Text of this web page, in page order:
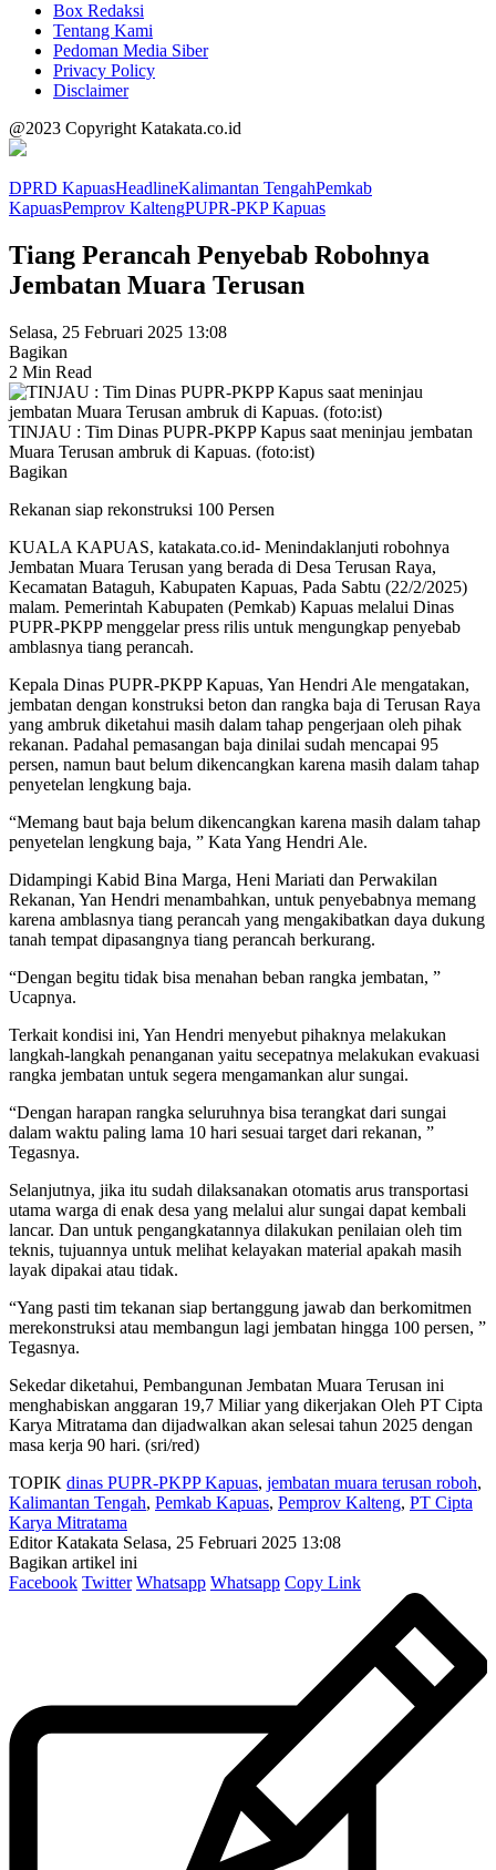
Box Redaksi
Tentang Kami
Pedoman Media Siber
Privacy Policy
Disclaimer
@2023 Copyright Katakata.co.id
DPRD KapuasHeadlineKalimantan TengahPemkab
KapuasPemprov KaltengPUPR-PKP Kapuas
Tiang Perancah Penyebab Robohnya
Jembatan Muara Terusan
Selasa, 25 Februari 2025 13:08
Bagikan
2 Min Read
TINJAU : Tim Dinas PUPR-PKPP Kapus saat meninjau jembatan
Muara Terusan ambruk di Kapuas. (foto:ist)
Bagikan
Rekanan siap rekonstruksi 100 Persen
KUALA KAPUAS, katakata.co.id- Menindaklanjuti robohnya
Jembatan Muara Terusan yang berada di Desa Terusan Raya,
Kecamatan Bataguh, Kabupaten Kapuas, Pada Sabtu (22/2/2025)
malam. Pemerintah Kabupaten (Pemkab) Kapuas melalui Dinas
PUPR-PKPP menggelar press rilis untuk mengungkap penyebab
amblasnya tiang perancah.
Kepala Dinas PUPR-PKPP Kapuas, Yan Hendri Ale mengatakan,
jembatan dengan konstruksi beton dan rangka baja di Terusan Raya
yang ambruk diketahui masih dalam tahap pengerjaan oleh pihak
rekanan. Padahal pemasangan baja dinilai sudah mencapai 95
persen, namun baut belum dikencangkan karena masih dalam tahap
penyetelan lengkung baja.
“Memang baut baja belum dikencangkan karena masih dalam tahap
penyetelan lengkung baja, ” Kata Yang Hendri Ale.
Didampingi Kabid Bina Marga, Heni Mariati dan Perwakilan
Rekanan, Yan Hendri menambahkan, untuk penyebabnya memang
karena amblasnya tiang perancah yang mengakibatkan daya dukung
tanah tempat dipasangnya tiang perancah berkurang.
“Dengan begitu tidak bisa menahan beban rangka jembatan, ”
Ucapnya.
Terkait kondisi ini, Yan Hendri menyebut pihaknya melakukan
langkah-langkah penanganan yaitu secepatnya melakukan evakuasi
rangka jembatan untuk segera mengamankan alur sungai.
“Dengan harapan rangka seluruhnya bisa terangkat dari sungai
dalam waktu paling lama 10 hari sesuai target dari rekanan, ”
Tegasnya.
Selanjutnya, jika itu sudah dilaksanakan otomatis arus transportasi
utama warga di enak desa yang melalui alur sungai dapat kembali
lancar. Dan untuk pengangkatannya dilakukan penilaian oleh tim
teknis, tujuannya untuk melihat kelayakan material apakah masih
layak dipakai atau tidak.
“Yang pasti tim tekanan siap bertanggung jawab dan berkomitmen
merekonstruksi atau membangun lagi jembatan hingga 100 persen, ”
Tegasnya.
Sekedar diketahui, Pembangunan Jembatan Muara Terusan ini
menghabiskan anggaran 19,7 Miliar yang dikerjakan Oleh PT Cipta
Karya Mitratama dan dijadwalkan akan selesai tahun 2025 dengan
masa kerja 90 hari. (sri/red)
TOPIK dinas PUPR-PKPP Kapuas, jembatan muara terusan roboh,
Kalimantan Tengah, Pemkab Kapuas, Pemprov Kalteng, PT Cipta
Karya Mitratama
Editor Katakata Selasa, 25 Februari 2025 13:08
Bagikan artikel ini
Facebook Twitter Whatsapp Whatsapp Copy Link